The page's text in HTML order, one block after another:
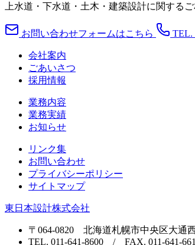
上水道・下水道・土木・建築設計に関する
お問い合わせフォームはこちら TEL.
会社案内
ごあいさつ
採用情報
業務内容
業務実績
お知らせ
リンク集
お問い合わせ
プライバシーポリシー
サイトマップ
東日本設計株式会社
〒064-0820 北海道札幌市中央区大通
TEL. 011-641-8600 / FAX. 011-641-